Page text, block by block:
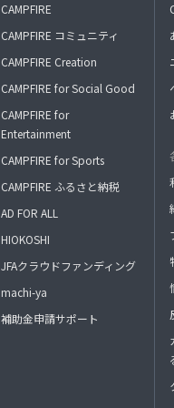
トレーニング
ンディショニン
⑤コミュニティ
主催者への質
ョンできます。
⑥オンラインイ
オンラインで
ニングを開催予
⑦練習会 / イベ
コミュニティ
ントを開催予定
⑧トレーニン
・プライベー
CAMPFIRE
CAMPFIRE コミュニティ
CAMPFIRE Creation
CAMPFIRE for Social Good
CAMPFIRE for
Entertainment
CAMPFIRE for Sports
CAMPFIRE ふるさと納税
AD FOR ALL
HIOKOSHI
JFAクラウドファンディング
machi-ya
補助金申請サポート